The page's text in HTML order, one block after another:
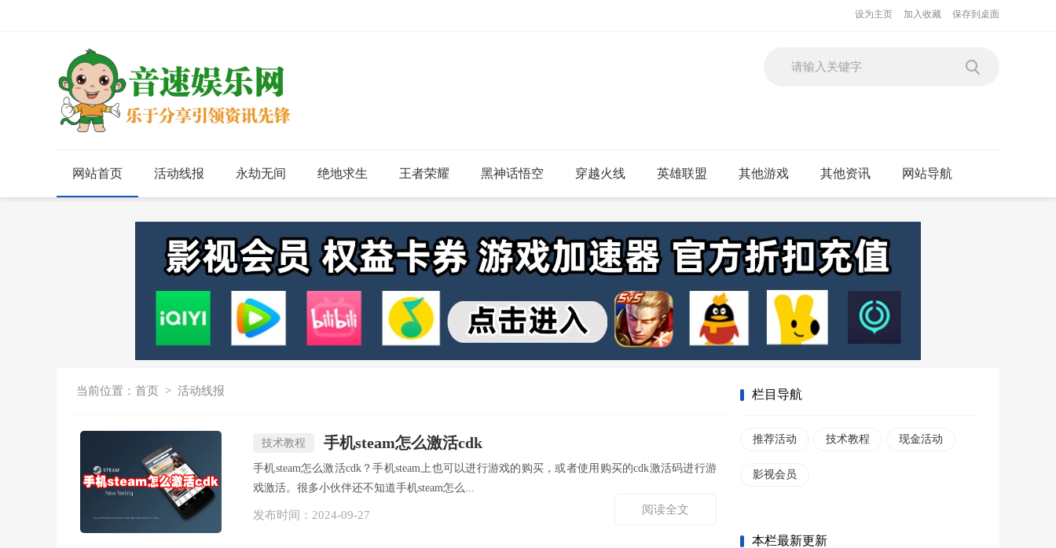
设为主页 加入收藏 保存到桌面
网站首页 活动线报 永劫无间 绝地求生 王者荣耀 黑神话悟空 穿越火线 英雄联盟 其他游戏 其他资讯 网站导航
当前位置： 首页 > 活动线报
技术教程 手机steam怎么激活cdk
手机steam怎么激活cdk？手机steam上也可以进行游戏的购买，或者使用购买的cdk激活码进行游
戏激活。很多小伙伴还不知道手机steam怎么...
发布时间： 2024-09-27 阅读全文
栏目导航
推荐活动 技术教程 现金活动
影视会员
本栏最新更新